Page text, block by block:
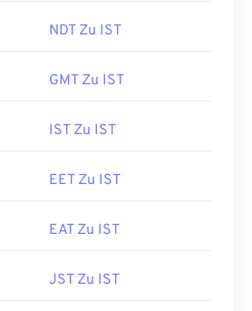
NDT Zu IST
GMT Zu IST
IST Zu IST
EET Zu IST
EAT Zu IST
JST Zu IST